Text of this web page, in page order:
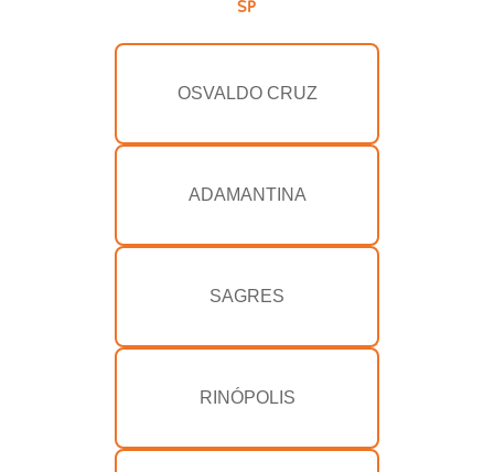
SP
OSVALDO CRUZ
ADAMANTINA
SAGRES
RINÓPOLIS